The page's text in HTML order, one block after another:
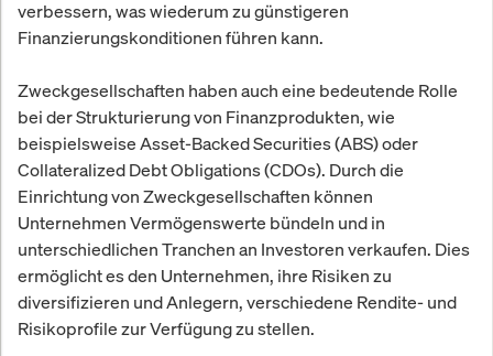
verbessern, was wiederum zu günstigeren
Finanzierungskonditionen führen kann.
Zweckgesellschaften haben auch eine bedeutende Rolle
bei der Strukturierung von Finanzprodukten, wie
beispielsweise Asset-Backed Securities (ABS) oder
Collateralized Debt Obligations (CDOs). Durch die
Einrichtung von Zweckgesellschaften können
Unternehmen Vermögenswerte bündeln und in
unterschiedlichen Tranchen an Investoren verkaufen. Dies
ermöglicht es den Unternehmen, ihre Risiken zu
diversifizieren und Anlegern, verschiedene Rendite- und
Risikoprofile zur Verfügung zu stellen.